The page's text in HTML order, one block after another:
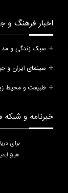
اخبار فرهنگ و
سبک زندگی و مد
سینمای ایران و
طبیعت و محیط
خبرنامه و شبکه
برای
هیچ